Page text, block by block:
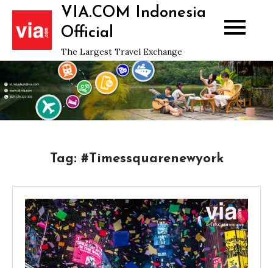
Skip
content
VIA.COM Indonesia
Official
The Largest Travel Exchange
Tag: #Timessquarenewyork